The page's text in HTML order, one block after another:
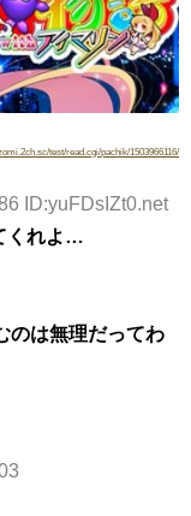
test/read.cgi/pachik/1503966116/
ID:yuFDsIZt0.net
くれよ…
のは無理だってわ